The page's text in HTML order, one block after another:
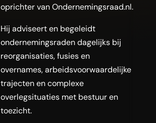
oprichter van Ondernemingsraad.nl.
Hij adviseert en begeleidt
ondernemingsraden dagelijks bij
reorganisaties, fusies en
overnames, arbeidsvoorwaardelijke
trajecten en complexe
overlegsituaties met bestuur en
toezicht.